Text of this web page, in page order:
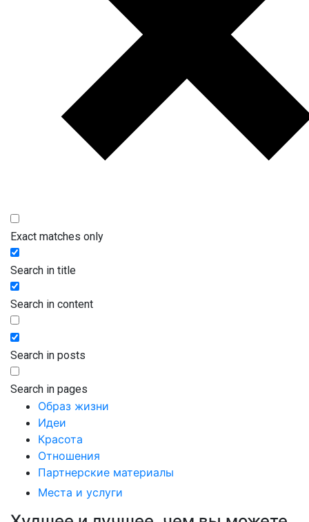
Exact matches only
Search in title
Search in content
Search in posts
Search in pages
Образ жизни
Идеи
Красота
Отношения
Партнерские материалы
Места и услуги